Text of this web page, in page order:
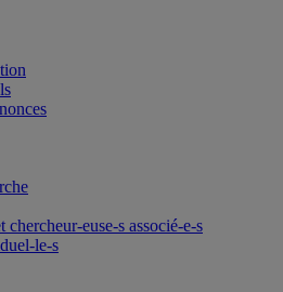
chercheur-euse-s associé-e-s
le-s